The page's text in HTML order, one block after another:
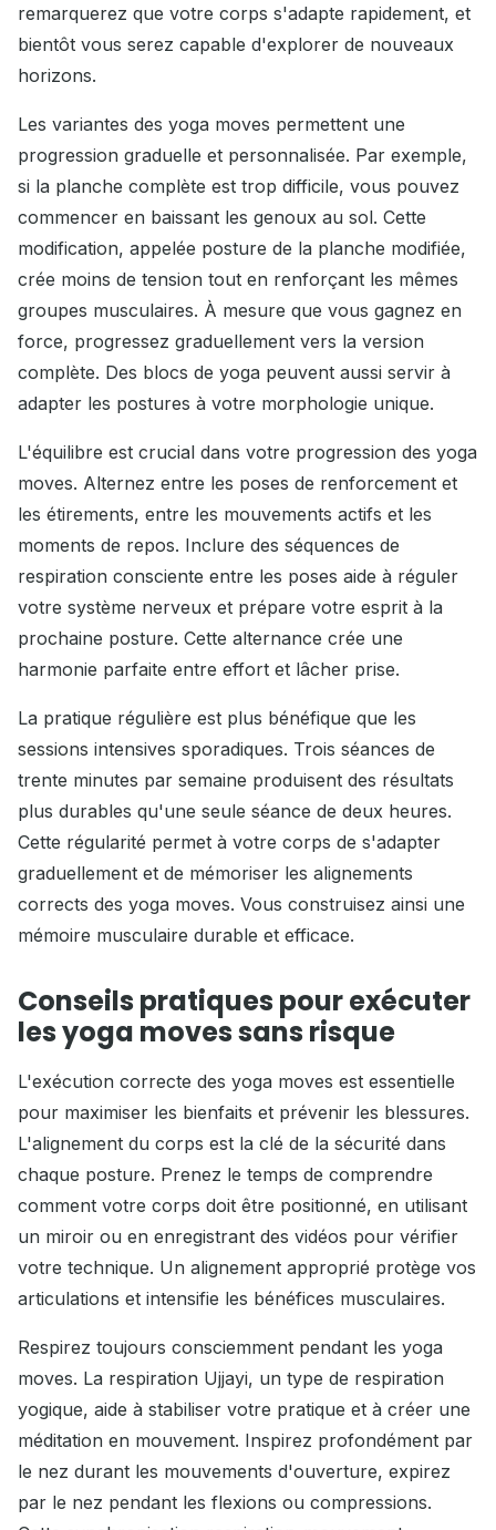
remarquerez que votre corps s'adapte rapidement, et
bientôt vous serez capable d'explorer de nouveaux
horizons.
Les variantes des yoga moves permettent une
progression graduelle et personnalisée. Par exemple,
si la planche complète est trop difficile, vous pouvez
commencer en baissant les genoux au sol. Cette
modification, appelée posture de la planche modifiée,
crée moins de tension tout en renforçant les mêmes
groupes musculaires. À mesure que vous gagnez en
force, progressez graduellement vers la version
complète. Des blocs de yoga peuvent aussi servir à
adapter les postures à votre morphologie unique.
L'équilibre est crucial dans votre progression des yoga
moves. Alternez entre les poses de renforcement et
les étirements, entre les mouvements actifs et les
moments de repos. Inclure des séquences de
respiration consciente entre les poses aide à réguler
votre système nerveux et prépare votre esprit à la
prochaine posture. Cette alternance crée une
harmonie parfaite entre effort et lâcher prise.
La pratique régulière est plus bénéfique que les
sessions intensives sporadiques. Trois séances de
trente minutes par semaine produisent des résultats
plus durables qu'une seule séance de deux heures.
Cette régularité permet à votre corps de s'adapter
graduellement et de mémoriser les alignements
corrects des yoga moves. Vous construisez ainsi une
mémoire musculaire durable et efficace.
Conseils pratiques pour exécuter
les yoga moves sans risque
L'exécution correcte des yoga moves est essentielle
pour maximiser les bienfaits et prévenir les blessures.
L'alignement du corps est la clé de la sécurité dans
chaque posture. Prenez le temps de comprendre
comment votre corps doit être positionné, en utilisant
un miroir ou en enregistrant des vidéos pour vérifier
votre technique. Un alignement approprié protège vos
articulations et intensifie les bénéfices musculaires.
Respirez toujours consciemment pendant les yoga
moves. La respiration Ujjayi, un type de respiration
yogique, aide à stabiliser votre pratique et à créer une
méditation en mouvement. Inspirez profondément par
le nez durant les mouvements d'ouverture, expirez
par le nez pendant les flexions ou compressions.